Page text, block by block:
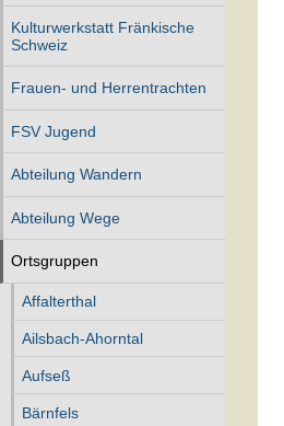
Kulturwerkstatt Fränkische
Schweiz
Frauen- und Herrentrachten
FSV Jugend
Abteilung Wandern
Abteilung Wege
Ortsgruppen
Affalterthal
Ailsbach-Ahorntal
Aufseß
Bärnfels